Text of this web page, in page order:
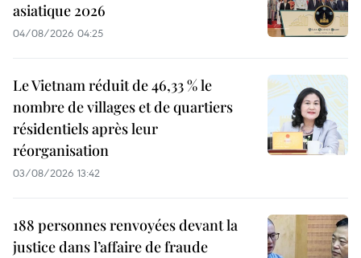
asiatique 2026
04/08/2026 04:25
Le Vietnam réduit de 46,33 % le
nombre de villages et de quartiers
résidentiels après leur
réorganisation
03/08/2026 13:42
188 personnes renvoyées devant la
justice dans l’affaire de fraude